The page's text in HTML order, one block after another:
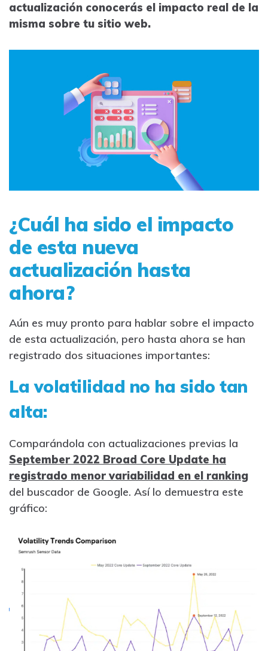
actualización conocerás el impacto real de la
misma sobre tu sitio web.
¿Cuál ha sido el impacto
de esta nueva
actualización hasta
ahora?
Aún es muy pronto para hablar sobre el impacto
de esta actualización, pero hasta ahora se han
registrado dos situaciones importantes:
La volatilidad no ha sido tan
alta:
Comparándola con actualizaciones previas la
September 2022 Broad Core Update ha
registrado menor variabilidad en el ranking
del buscador de Google. Así lo demuestra este
gráfico: